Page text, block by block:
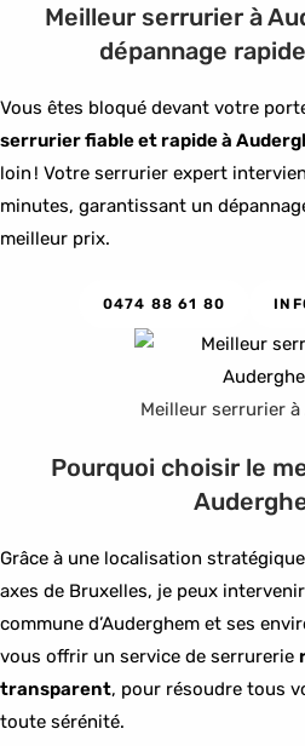
Meilleur serrurier à
dépannage
Vous êtes bloqué devant votre
serrurier fiable et rapide à
loin ! Votre serrurier expert
minutes, garantissant un
meilleur prix.
0474 88 61 80
Meilleur serrurier
Pourquoi choisir le
Grâce à une localisation
axes de Bruxelles, je peux
commune d’Auderghem et ses
vous offrir un service de serrurerie
transparent, pour résoudre tous
toute sérénité.